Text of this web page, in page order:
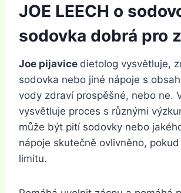
JOE LEECH o
sodovka dobrá pro
Joe pijavice dietolog vysvětluje,
sodovka nebo jiné nápoje s
vody zdraví prospěšné, nebo ne.
vysvětluje proces s různými
může být pití sodovky nebo
nápoje skutečně ovlivněno,
limitu.